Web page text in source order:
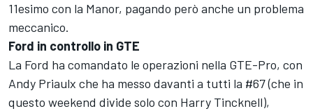
11esimo con la Manor, pagando però anche un problema
meccanico.
Ford in controllo in GTE
La Ford ha comandato le operazioni nella GTE-Pro, con
Andy Priaulx che ha messo davanti a tutti la #67 (che in
questo weekend divide solo con Harry Tincknell),